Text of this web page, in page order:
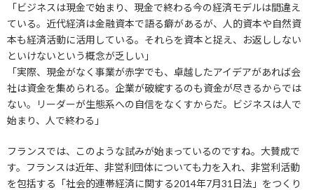
「ビジネスは現金で始まり、現金で終わる今の経済モデルは間違え
ている。近代経済は金融資本で語る癖があるが、人的資本や自然資
本も経済活動に活用している。それらを資本と捉え、お返ししない
といけないという概念が乏しい」
「実際、現金がなく事業が赤字でも、卓越したアイデアがあれば会
社は資金を集められる。企業が破綻するのも資金が尽きるからでは
ない。リーダーが生態系への自信をなくすからだ。ビジネスは人で
始まり、人で終わる」
フランスでは、このような試みが始まっているのですね。大賛成で
す。フランスは近年、非営利団体についても力を入れ、非営利活動
を包括する「社会的連帯経済に関する2014年7月31日法」をつくり